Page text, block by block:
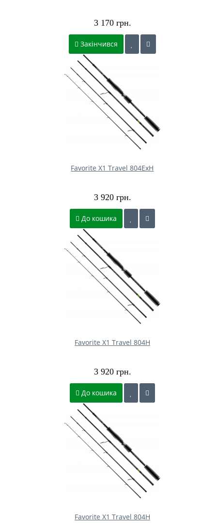
3 170 грн.
Закінчився
Favorite X1 Travel 804ExH
3 920 грн.
До кошика
Favorite X1 Travel 804H
3 920 грн.
До кошика
Favorite X1 Travel 804H